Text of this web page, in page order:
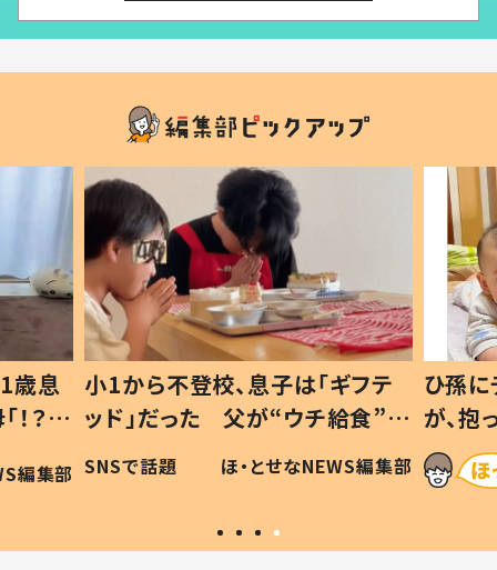
フテ
食”を
編集部
ひ孫にデレデレな80歳じいじ
が、抱っこすると…ひ孫の反応に
「涙が出ました」「可愛くて仕方な
い」
ほ・とせなNEWS編集部